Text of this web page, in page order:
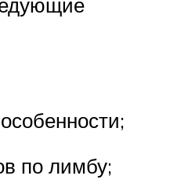
по лимбу;